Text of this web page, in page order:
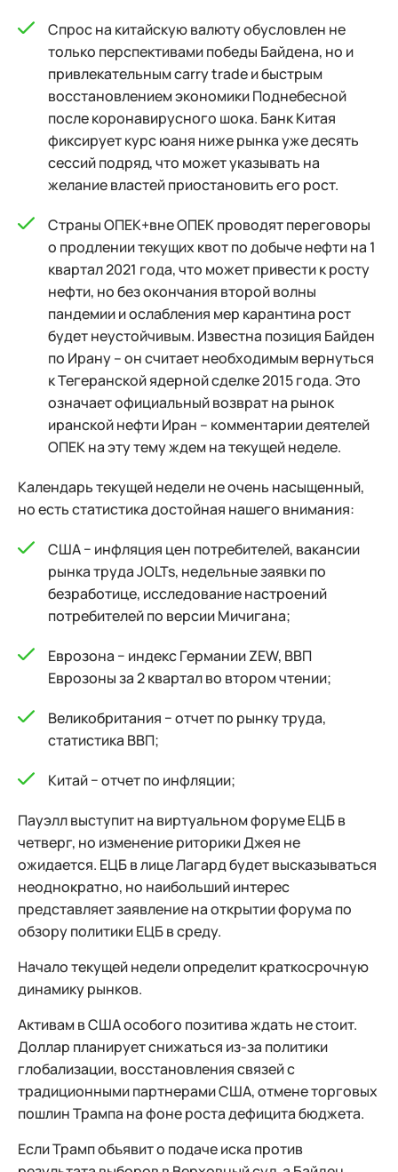
Спрос на китайскую валюту обусловлен не
только перспективами победы Байдена, но и
привлекательным carry trade и быстрым
восстановлением экономики Поднебесной
после коронавирусного шока. Банк Китая
фиксирует курс юаня ниже рынка уже десять
сессий подряд, что может указывать на
желание властей приостановить его рост.
Страны ОПЕК+вне ОПЕК проводят переговоры
о продлении текущих квот по добыче нефти на 1
квартал 2021 года, что может привести к росту
нефти, но без окончания второй волны
пандемии и ослабления мер карантина рост
будет неустойчивым. Известна позиция Байден
по Ирану – он считает необходимым вернуться
к Тегеранской ядерной сделке 2015 года. Это
означает официальный возврат на рынок
иранской нефти Иран – комментарии деятелей
ОПЕК на эту тему ждем на текущей неделе.
Календарь текущей недели не очень насыщенный,
но есть статистика достойная нашего внимания:
США − инфляция цен потребителей, вакансии
рынка труда JOLTs, недельные заявки по
безработице, исследование настроений
потребителей по версии Мичигана;
Еврозона − индекс Германии ZEW, ВВП
Еврозоны за 2 квартал во втором чтении;
Великобритания − отчет по рынку труда,
статистика ВВП;
Китай − отчет по инфляции;
Пауэлл выступит на виртуальном форуме ЕЦБ в
четверг, но изменение риторики Джея не
ожидается. ЕЦБ в лице Лагард будет высказываться
неоднократно, но наибольший интерес
представляет заявление на открытии форума по
обзору политики ЕЦБ в среду.
Начало текущей недели определит краткосрочную
динамику рынков.
Активам в США особого позитива ждать не стоит.
Доллар планирует снижаться из-за политики
глобализации, восстановления связей с
традиционными партнерами США, отмене торговых
пошлин Трампа на фоне роста дефицита бюджета.
Если Трамп объявит о подаче иска против